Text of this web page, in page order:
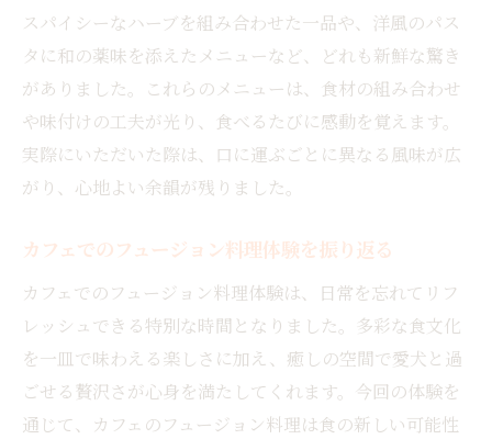
スパイシーなハーブを組み合わせた一品や、洋風のパス
タに和の薬味を添えたメニューなど、どれも新鮮な驚き
がありました。これらのメニューは、食材の組み合わせ
や味付けの工夫が光り、食べるたびに感動を覚えます。
実際にいただいた際は、口に運ぶごとに異なる風味が広
がり、心地よい余韻が残りました。
カフェでのフュージョン料理体験を振り返る
カフェでのフュージョン料理体験は、日常を忘れてリフ
レッシュできる特別な時間となりました。多彩な食文化
を一皿で味わえる楽しさに加え、癒しの空間で愛犬と過
ごせる贅沢さが心身を満たしてくれます。今回の体験を
通じて、カフェのフュージョン料理は食の新しい可能性